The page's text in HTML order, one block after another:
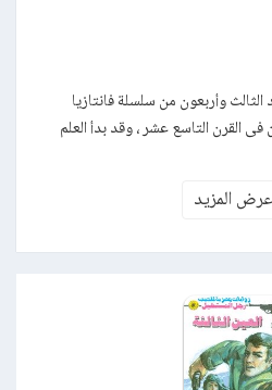
وأربعون من سلسلة فانتازيا
القرن التاسع عشر ، وقد بدأ العلم
عرض المزيد